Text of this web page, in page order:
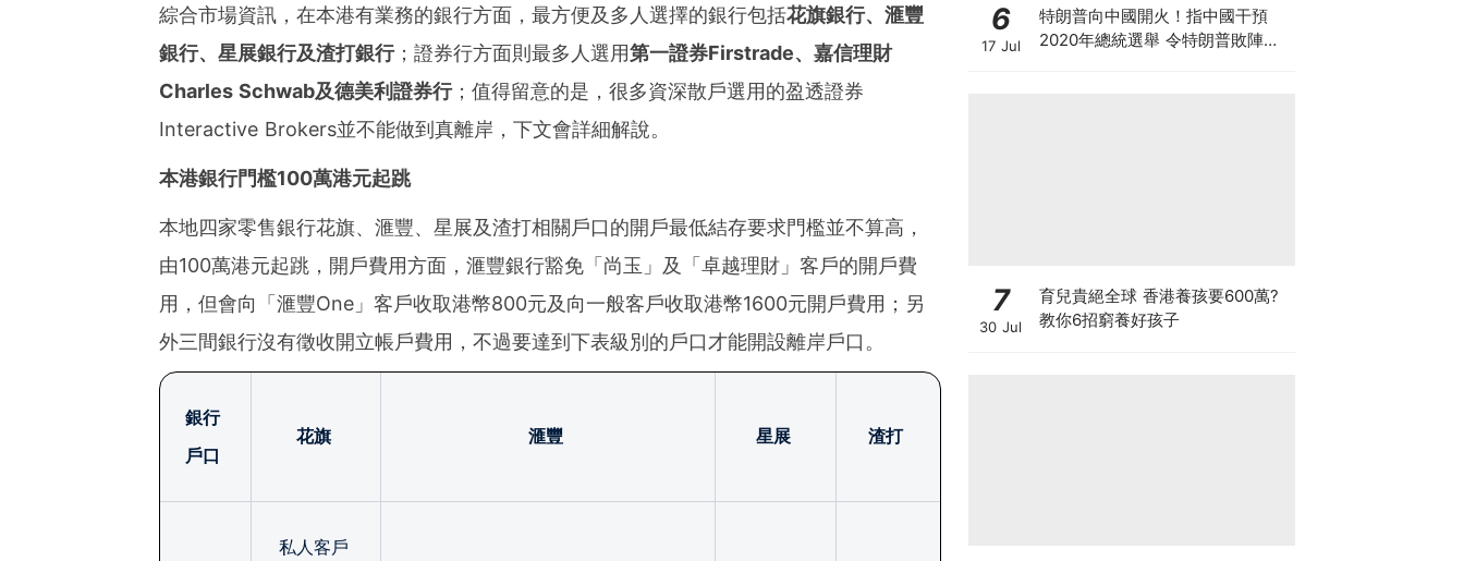
綜合市場資訊，在本港有業務的銀行方面，最方便及多人選擇的銀行包括花旗銀行、滙豐
銀行、星展銀行及渣打銀行；證券行方面則最多人選用第一證券Firstrade、嘉信理財
Charles Schwab及德美利證券行；值得留意的是，很多資深散戶選用的盈透證券
Interactive Brokers並不能做到真離岸，下文會詳細解說。
本港銀行門檻100萬港元起跳
本地四家零售銀行花旗、滙豐、星展及渣打相關戶口的開戶最低結存要求門檻並不算高，
由100萬港元起跳，開戶費用方面，滙豐銀行豁免「尚玉」及「卓越理財」客戶的開戶費
用，但會向「滙豐One」客戶收取港幣800元及向一般客戶收取港幣1600元開戶費用；另
外三間銀行沒有徵收開立帳戶費用，不過要達到下表級別的戶口才能開設離岸戶口。
銀行
戶口
花旗 滙豐 星展 渣打
私人客戶
6
17 Jul
特朗普向中國開火！指中國干預
2020年總統選舉 令特朗普敗陣無
7
30 Jul
育兒貴絕全球 香港養孩要600萬?
教你6招窮養好孩子